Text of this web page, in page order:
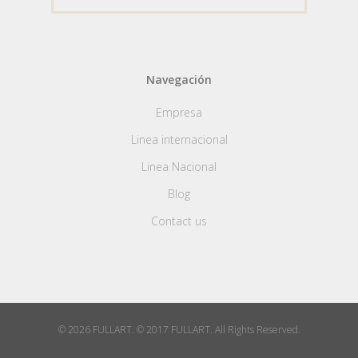
Navegación
Empresa
Linea internacional
Linea Nacional
Blog
Contact us
© 2026 FULLART. © 2017 FULLART. All Rights Reserved.